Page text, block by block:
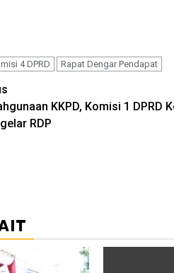
4 DPRD Rapat Dengar Pendapat
KKPD, Komisi 1 DPRD
RDP